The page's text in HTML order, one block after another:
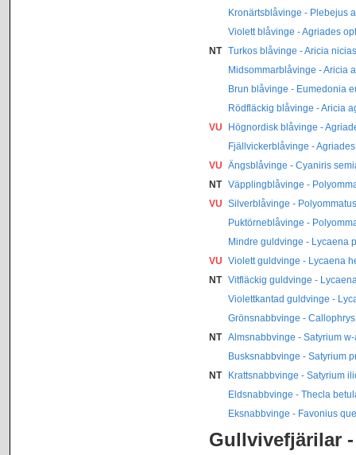
Kronärtsblåvinge - Plebejus
Violett blåvinge - Agriades
NT
Turkos blåvinge - Aricia nicias
Midsommarblåvinge - Aricia
Brun blåvinge - Eumedonia
Rödfläckig blåvinge - Aricia
VU
Högnordisk blåvinge -
Fjällvickerblåvinge -
VU Ängsblåvinge - Cyaniris
NT
Väpplingblåvinge -
VU Silverblåvinge -
Puktörneblåvinge -
Mindre guldvinge - Lycaena
VU Violett guldvinge - Lycaena
NT
Vitfläckig guldvinge -
Violettkantad guldvinge -
Grönsnabbvinge -
NT
Almsnabbvinge - Satyrium
Busksnabbvinge - Satyrium
NT
Krattsnabbvinge - Satyrium
Eldsnabbvinge - Thecla
Eksnabbvinge - Favonius
Gullvivefjärilar